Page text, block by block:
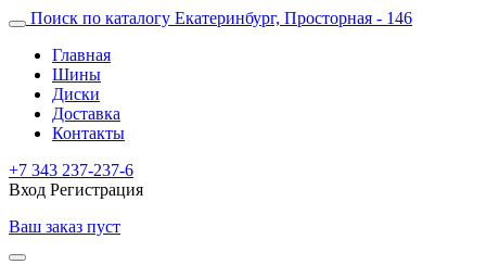
Поиск по каталогу Екатеринбург, Просторная - 146
Главная
Шины
Диски
Доставка
Контакты
+7 343 237-237-6
Вход Регистрация
Ваш заказ пуст